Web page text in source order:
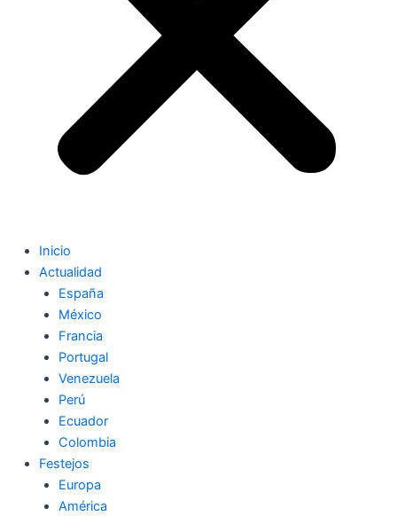
Inicio
Actualidad
España
México
Francia
Portugal
Venezuela
Perú
Ecuador
Colombia
Festejos
Europa
América